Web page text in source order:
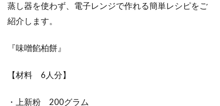
蒸し器を使わず、電子レンジで作れる簡単レシピをご
紹介します。
『味噌餡柏餅』
【材料 6人分】
・上新粉 200グラム